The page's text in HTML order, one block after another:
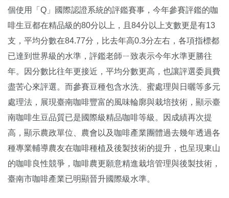
個使用「Q」國際認證系統的評鑑賽事，今年參賽評鑑的咖
啡生豆都在精品級的80分以上，且84分以上支數更是有13
支，平均分數在84.77分，比去年高0.3分左右，各項指標都
已達到世界級的水準，評鑑老師ㄧ致表示今年水準更勝往
年。因分數比往年更接近，平均分數更高，也讓評選委員費
盡苦心來評選。而參賽豆種包含水洗、蜜處理與日曬等多元
處理法，展現臺南咖啡豐富的風味輪廓與栽培技術，顯示臺
南咖啡生豆品質已是國際級精品咖啡等級。因成績再次提
高，顯示農政單位、農會以及咖啡產業團體過去幾年透過各
種專業輔導農友在咖啡種植及後製技術的提升，也呈現東山
的咖啡良性競爭，咖啡農更願意精進栽培管理與後製技術，
臺南市咖啡產業已明顯晉升國際級水準。